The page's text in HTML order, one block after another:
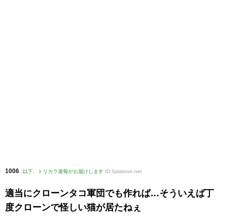
1006 :以下、トリカラ速報がお届けします ID:Splatoon.net
適当にクローンタコ軍団でも作れば…そういえば丁
度クローンで怪しい猫が居たねぇ